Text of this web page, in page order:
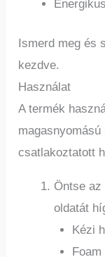
Ismerd meg és
kezdve.
Használat
A termék
csatlakoztatott
Öntse
oldatát
Kézi